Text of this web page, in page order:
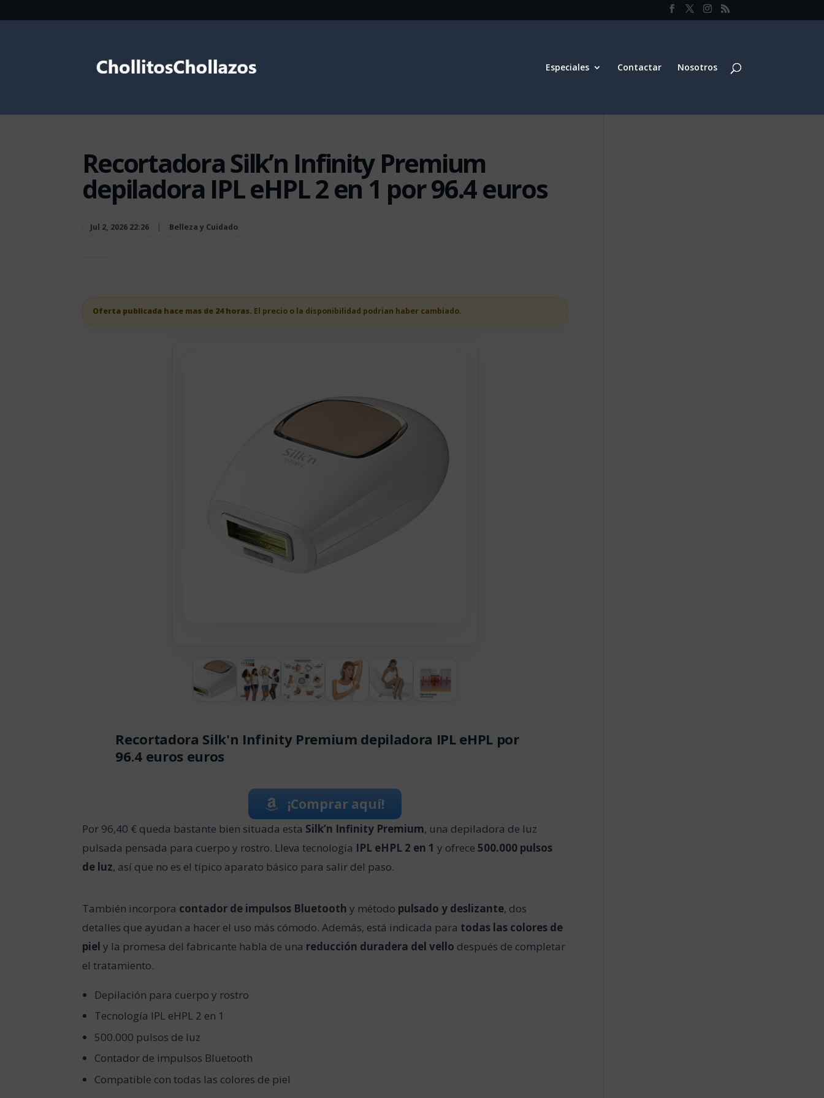
Especiales Contactar Nosotros
Recortadora Silk’n Infinity Premium
depiladora IPL eHPL 2 en 1 por 96.4 euros
Jul 2, 2026 22:26 | Belleza y Cuidado
Oferta publicada hace mas de 24 horas. El precio o la disponibilidad podrian haber cambiado.
Recortadora Silk'n Infinity Premium depiladora IPL eHPL por
96.4 euros euros
¡Comprar aquí!
Por 96,40 € queda bastante bien situada esta Silk’n Infinity Premium, una depiladora de luz
pulsada pensada para cuerpo y rostro. Lleva tecnología IPL eHPL 2 en 1 y ofrece500.000 pulsos
de luz, así que no es el típico aparato básico para salir del paso.
También incorpora contador de impulsos Bluetooth y método pulsado y deslizante, dos
detalles que ayudan a hacer el uso más cómodo. Además, está indicada para todas las colores de
piel y la promesa del fabricante habla de una reducción duradera del vello después de completar
el tratamiento.
Depilación para cuerpo y rostro
Tecnología IPL eHPL 2 en 1
500.000 pulsos de luz
Contador de impulsos Bluetooth
Compatible con todas las colores de piel